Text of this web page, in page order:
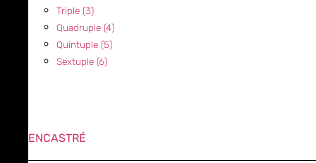
Triple (3)
Quadruple (4)
Quintuple (5)
Sextuple (6)
ENCASTRÉ